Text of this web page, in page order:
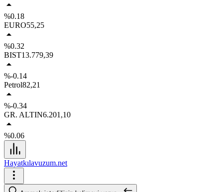
%0.18
EURO55,25
%0.32
BIST13.779,39
%-0.14
Petrol82,21
%-0.34
GR. ALTIN6.201,10
%0.06
Hayatkılavuzum.net